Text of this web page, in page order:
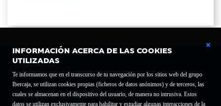
INFORMACIÓN ACERCA DE LAS COOKIES
UTILIZADAS
Te informamos que en el transcurso de tu navegación por los sitios web del grupo
Ibercaja, se utilizan cookies propias (ficheros de datos anónimos) y de terceros, las
cuales se almacenan en el dispositivo del usuario, de manera no intrusiva. Estos
datos se utilizan exclusivamente para habilitar y estudiar algunas interacciones de la
Fundación Bancaria Ibercaja C.I.F. G-50000652.